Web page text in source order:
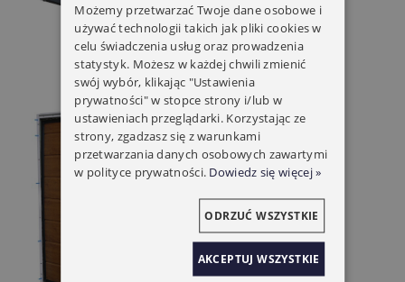
Możemy przetwarzać Twoje dane osobowe i
używać technologii takich jak pliki cookies w
celu świadczenia usług oraz prowadzenia
statystyk. Możesz w każdej chwili zmienić
swój wybór, klikając "Ustawienia
prywatności" w stopce strony i/lub w
ustawieniach przeglądarki. Korzystając ze
strony, zgadzasz się z warunkami
przetwarzania danych osobowych zawartymi
w polityce prywatności. Dowiedz się więcej »
AKCEPTUJ WSZYSTKIE
ODRZUĆ WSZYSTKIE